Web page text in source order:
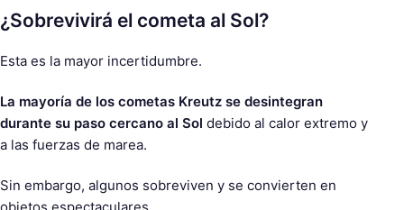
¿Sobrevivirá el cometa al Sol?
Esta es la mayor incertidumbre.
La mayoría de los cometas Kreutz se desintegran
durante su paso cercano al Sol debido al calor extremo y
a las fuerzas de marea.
Sin embargo, algunos sobreviven y se convierten en